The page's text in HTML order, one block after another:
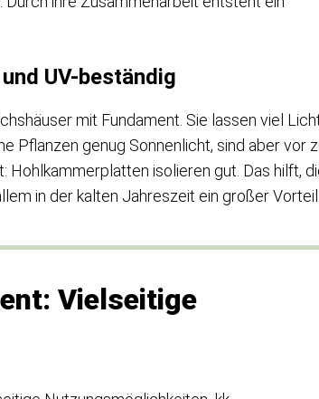
UV-beständig
mit Fundament. Sie lassen viel
Pflanzen genug Sonnenlicht, sind aber vor
Hohlkammerplatten isolieren gut. Das hilft,
in der kalten Jahreszeit ein großer
Vielseitige